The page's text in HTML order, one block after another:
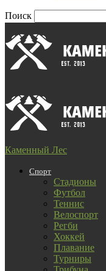
Поиск
Каменный Лес
Спорт
Стадионы
Футбол
Теннис
Велоспорт
Регби
Хоккей
Плавание
Турниры